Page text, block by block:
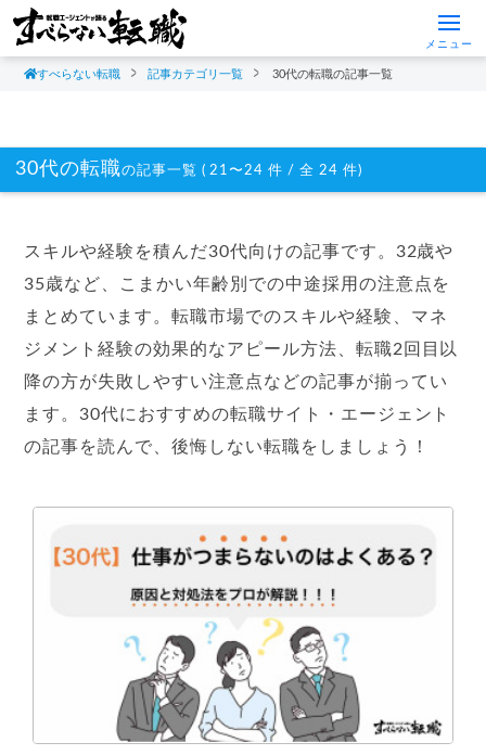
メニュー
すべらない転職 記事カテゴリ一覧 30代の転職の記事一覧
30代の転職の記事一覧 ( 21〜24 件 / 全 24 件)
スキルや経験を積んだ30代向けの記事です。32歳や
35歳など、こまかい年齢別での中途採用の注意点を
まとめています。転職市場でのスキルや経験、マネ
ジメント経験の効果的なアピール方法、転職2回目以
降の方が失敗しやすい注意点などの記事が揃ってい
ます。30代におすすめの転職サイト・エージェント
の記事を読んで、後悔しない転職をしましょう！